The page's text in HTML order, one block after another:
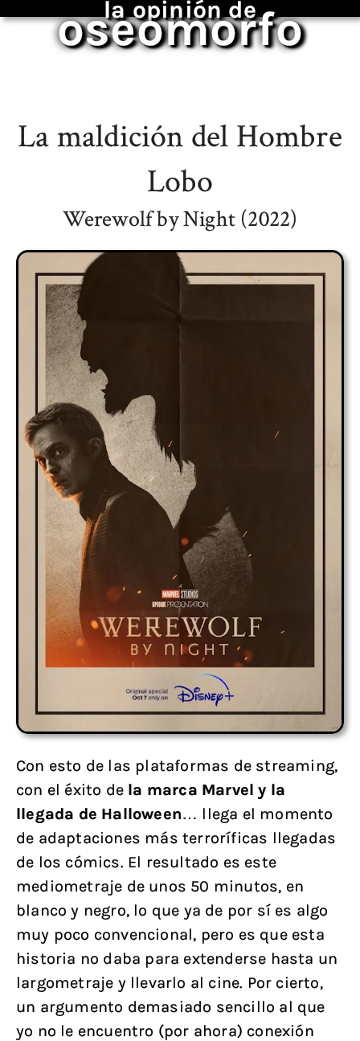
la opinión de
oseomorfo
La maldición del Hombre
Lobo
Werewolf by Night (2022)
Con esto de las plataformas de streaming,
con el éxito de la marca Marvel y la
llegada de Halloween… llega el momento
de adaptaciones más terroríficas llegadas
de los cómics. El resultado es este
mediometraje de unos 50 minutos, en
blanco y negro, lo que ya de por sí es algo
muy poco convencional, pero es que esta
historia no daba para extenderse hasta un
largometraje y llevarlo al cine. Por cierto,
un argumento demasiado sencillo al que
yo no le encuentro (por ahora) conexión